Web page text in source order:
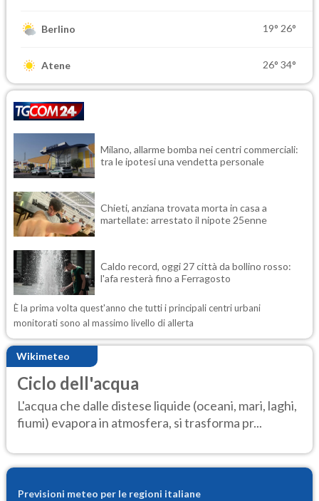
Berlino 19° 26°
Atene 26° 34°
Milano, allarme bomba nei centri commerciali:
tra le ipotesi una vendetta personale
Chieti, anziana trovata morta in casa a
martellate: arrestato il nipote 25enne
Caldo record, oggi 27 città da bollino rosso:
l'afa resterà fino a Ferragosto
È la prima volta quest'anno che tutti i principali centri urbani
monitorati sono al massimo livello di allerta
Wikimeteo
Ciclo dell'acqua
L'acqua che dalle distese liquide (oceani, mari, laghi,
fiumi) evapora in atmosfera, si trasforma pr...
Previsioni meteo per le regioni italiane